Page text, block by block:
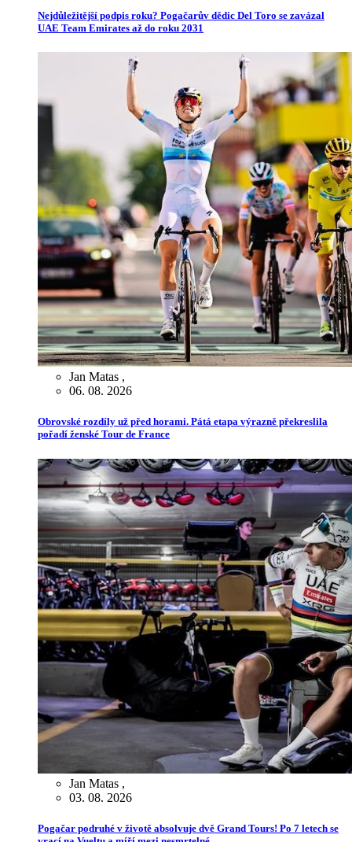
Nejdůležitější podpis roku? Pogačarův dědic Del Toro se zavázal
UAE Team Emirates až do roku 2031
Jan Matas ,
06. 08. 2026
Obrovské rozdíly už před horami. Pátá etapa výrazně překreslila
pořadí ženské Tour de France
Jan Matas ,
03. 08. 2026
Pogačar podruhé v životě absolvuje dvě Grand Tours! Po 7 letech se